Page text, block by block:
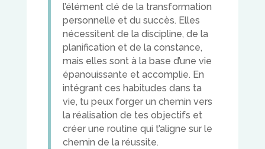
l’élément clé de la transformation
personnelle et du succès. Elles
nécessitent de la discipline, de la
planification et de la constance,
mais elles sont à la base d’une vie
épanouissante et accomplie. En
intégrant ces habitudes dans ta
vie, tu peux forger un chemin vers
la réalisation de tes objectifs et
créer une routine qui t’aligne sur le
chemin de la réussite.